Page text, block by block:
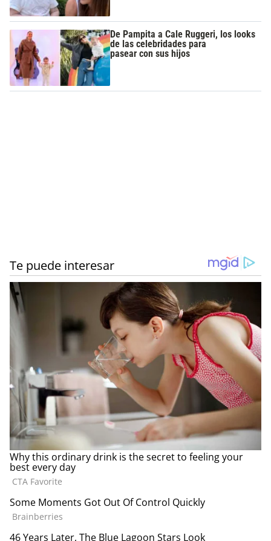
De Pampita a Cale Ruggeri, los looks
de las celebridades para
pasear con sus hijos